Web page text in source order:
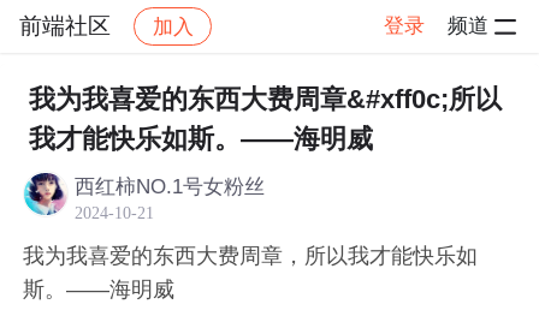
前端社区 加入 登录 频道
社区 前端社区 感慨 帖子详情
我为我喜爱的东西大费周章&#xff0c;所以
我才能快乐如斯。——海明威
西红柿NO.1号女粉丝
2024-10-21
我为我喜爱的东西大费周章，所以我才能快乐如
斯。——海明威